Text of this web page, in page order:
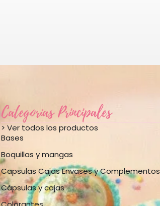
Categorías Principales
> Ver todos los productos
Bases
Boquillas y mangas
Capsulas Cajas Envases y Complementos
Cápsulas y cajas